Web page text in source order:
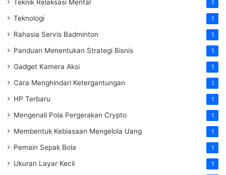
Teknik Relaksasi Mental 1
Teknologi 1
Rahasia Servis Badminton 1
Panduan Menentukan Strategi Bisnis 1
Gadget Kamera Aksi 1
Cara Menghindari Ketergantungan 1
HP Terbaru 1
Mengenali Pola Pergerakan Crypto 1
Membentuk Kebiasaan Mengelola Uang 1
Pemain Sepak Bola 1
Ukuran Layar Kecil 1